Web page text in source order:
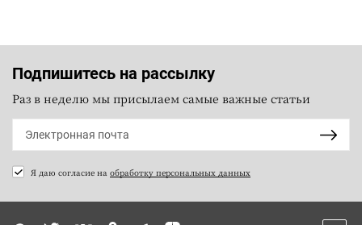
Подпишитесь на рассылку
Раз в неделю мы присылаем самые важные статьи
Я даю согласие на обработку персональных данных